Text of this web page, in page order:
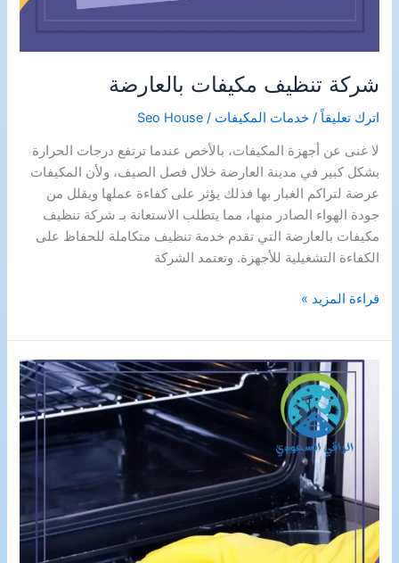
شركة تنظيف مكيفات بالعارضة
اترك تعليقاً /خدمات المكيفات /
Seo House
لا غنى عن أجهزة المكيفات، بالأخص عندما ترتفع درجات الحرارة
بشكل كبير في مدينة العارضة خلال فصل الصيف، ولأن المكيفات
عرضة لتراكم الغبار بها فذلك يؤثر على كفاءة عملها ويقلل من
جودة الهواء الصادر منها، مما يتطلب الاستعانة بـ شركة تنظيف
مكيفات بالعارضة التي تقدم خدمة تنظيف متكاملة للحفاظ على
الكفاءة التشغيلية للأجهزة. وتعتمد الشركة
شركة
مكيفات
بالعارضة
قراءة المزيد »